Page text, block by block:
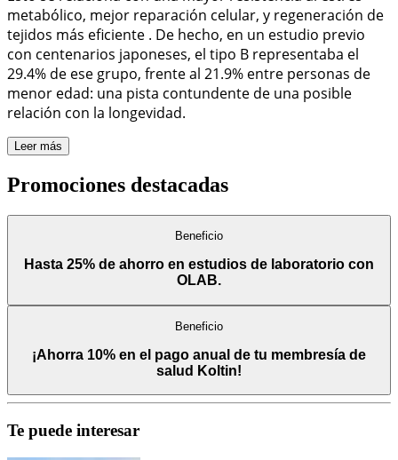
metabólico, mejor reparación celular, y regeneración de
tejidos más eficiente . De hecho, en un estudio previo
con centenarios japoneses, el tipo B representaba el
29.4% de ese grupo, frente al 21.9% entre personas de
menor edad: una pista contundente de una posible
relación con la longevidad.
Leer más
Promociones destacadas
Beneficio
Hasta 25% de ahorro en estudios de laboratorio con
OLAB.
Beneficio
¡Ahorra 10% en el pago anual de tu membresía de
salud Koltin!
Te puede interesar